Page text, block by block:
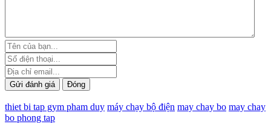
Gửi đánh giá Đóng
thiet bi tap gym pham duy máy chạy bộ điện may chay bo may chay
bo phong tap